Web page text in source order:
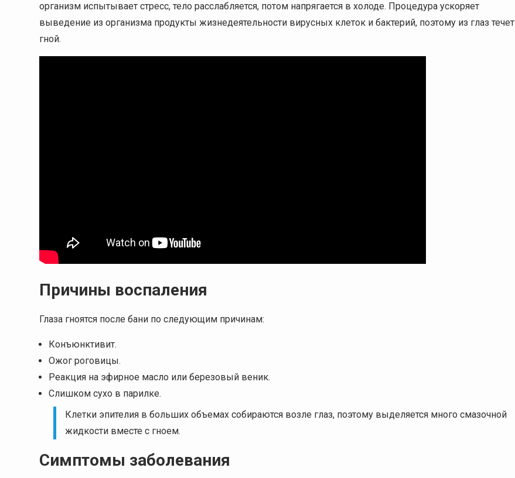
организм испытывает стресс, тело расслабляется, потом напрягается в холоде. Процедура ускоряет
выведение из организма продукты жизнедеятельности вирусных клеток и бактерий, поэтому из глаз течет
гной.
Причины воспаления
Глаза гноятся после бани по следующим причинам:
Конъюнктивит.
Ожог роговицы.
Реакция на эфирное масло или березовый веник.
Слишком сухо в парилке.
Клетки эпителия в больших объемах собираются возле глаз, поэтому выделяется много смазочной
жидкости вместе с гноем.
Симптомы заболевания